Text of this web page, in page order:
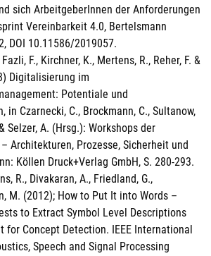
sich ArbeitgeberInnen der Anforderungen
Vereinbarkeit 4.0, Bertelsmann
DOI 10.11586/2019057.
Fazli, F., Kirchner, K., Mertens, R., Reher, F. &
Digitalisierung im
Potentiale und
in Czarnecki, C., Brockmann, C., Sultanow,
Selzer, A. (Hrsg.): Workshops der
– Architekturen, Prozesse, Sicherheit und
Köllen Druck+Verlag GmbH, S. 280-293.
R., Divakaran, A., Friedland, G.,
M. (2012); How to Put It into Words –
to Extract Symbol Level Descriptions
for Concept Detection. IEEE International
Speech and Signal Processing